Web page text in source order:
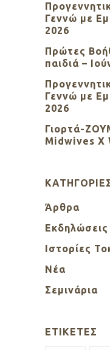
Γεννώ με
2026
Πρώτες
παιδιά –
Γεννώ με
2026
Γιορτά-
Midwives X
Άρθρα
Εκδηλώσεις
Ιστορίες
Νέα
Σεμινάρια
ΕΤΙΚΈΤΕΣ